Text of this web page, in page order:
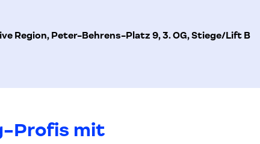
Region, Peter-Behrens-Platz 9, 3. OG, Stiege/Lift B
Profis mit